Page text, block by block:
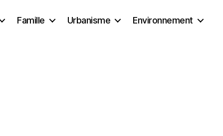
Famille Urbanisme Environnement